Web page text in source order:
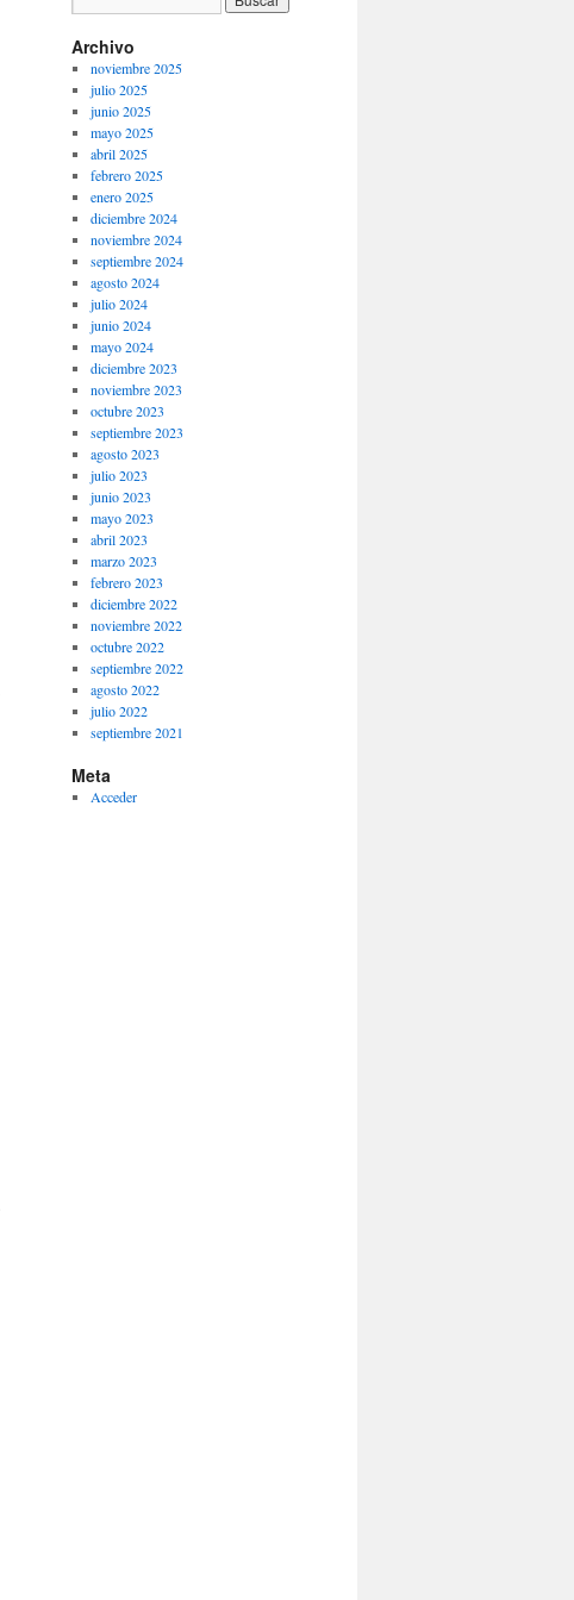
Archivo
noviembre 2025
julio 2025
junio 2025
mayo 2025
abril 2025
febrero 2025
enero 2025
diciembre 2024
noviembre 2024
septiembre 2024
agosto 2024
julio 2024
junio 2024
mayo 2024
diciembre 2023
noviembre 2023
octubre 2023
septiembre 2023
agosto 2023
julio 2023
junio 2023
mayo 2023
abril 2023
marzo 2023
febrero 2023
diciembre 2022
noviembre 2022
octubre 2022
septiembre 2022
agosto 2022
julio 2022
septiembre 2021
Meta
Acceder